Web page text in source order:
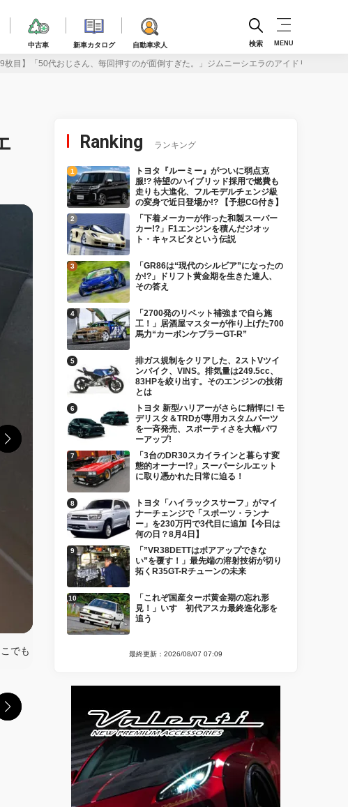
中古車 新車カタログ 自動車求人 検索 MENU
9枚目】「50代おじさん、毎回押すのが面倒すぎた。」ジムニーシエラのアイドリングスト
でも
Ranking ランキング
トヨタ『ルーミー』がついに弱点克
服!? 待望のハイブリッド採用で燃費も
走りも大進化、フルモデルチェンジ級
の変身で近日登場か!? 【予想CG付き】
「下着メーカーが作った和製スーパー
カー!?」F1エンジンを積んだジオッ
ト・キャスピタという伝説
「GR86は“現代のシルビア”になったの
か!?」ドリフト黄金期を生きた達人、
その答え
「2700発のリベット補強まで自ら施
工！」居酒屋マスターが作り上げた700
馬力“カーボンケブラーGT-R”
排ガス規制をクリアした、2ストVツイ
ンバイク、VINS。排気量は249.5cc、
83HPを絞り出す。そのエンジンの技術
とは
トヨタ 新型ハリアーがさらに精悍に! モ
デリスタ＆TRDが専用カスタムパーツ
を一斉発売、スポーティさを大幅パワ
ーアップ!
「3台のDR30スカイラインと暮らす変
態的オーナー!?」スーパーシルエット
に取り憑かれた日常に迫る！
トヨタ「ハイラックスサーフ」がマイ
ナーチェンジで「スポーツ・ランナ
ー」を230万円で3代目に追加【今日は
何の日？8月4日】
「”VR38DETTはボアアップできな
い”を覆す！」最先端の溶射技術が切り
拓くR35GT-Rチューンの未来
「これぞ国産ターボ黄金期の忘れ形
見！」いすゞ初代アスカ最終進化形を
追う
最終更新：2026/08/07 07:09